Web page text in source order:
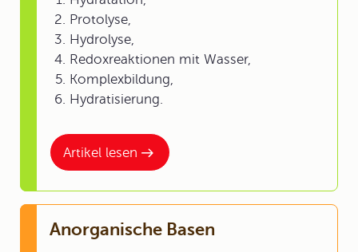
Artikel lesen
Protolyse,
Hydrolyse,
Redoxreaktionen mit Wasser,
Komplexbildung,
Hydratisierung.
Anorganische Basen